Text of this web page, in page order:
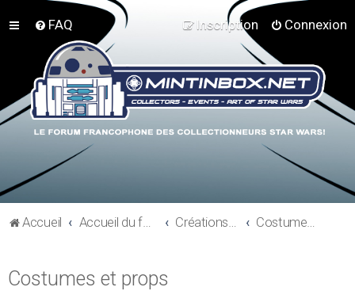
FAQ Connexion
Inscription
Accueil Accueil du forum Créations perso - Expo collections - Costumes Costumes et props
Costumes et props